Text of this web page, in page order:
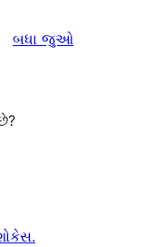
બધા સમીક્ષાઓ
જુઓ